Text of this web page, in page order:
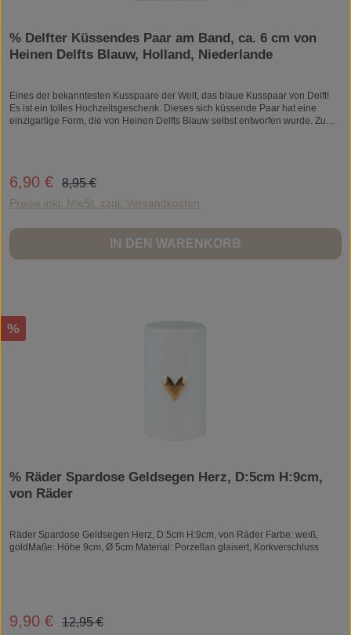
% Delfter Küssendes Paar am Band, ca. 6 cm von
Heinen Delfts Blauw, Holland, Niederlande
Eines der bekanntesten Kusspaare der Welt, das blaue Kusspaar von Delft!
Es ist ein tolles Hochzeitsgeschenk. Dieses sich küssende Paar hat eine
einzigartige Form, die von Heinen Delfts Blauw selbst entworfen wurde. Zum
Verkaufspreis:
6,90 € Regulärer Preis:
8,95 €
Preise inkl. MwSt. zzgl. Versandkosten
IN DEN WARENKORB
Rabatt
%
% Räder Spardose Geldsegen Herz, D:5cm H:9cm,
von Räder
Räder Spardose Geldsegen Herz, D:5cm H:9cm, von Räder Farbe: weiß,
goldMaße: Höhe 9cm, Ø 5cm Material: Porzellan glaisert, Korkverschluss
Verkaufspreis:
9,90 € Regulärer Preis:
12,95 €